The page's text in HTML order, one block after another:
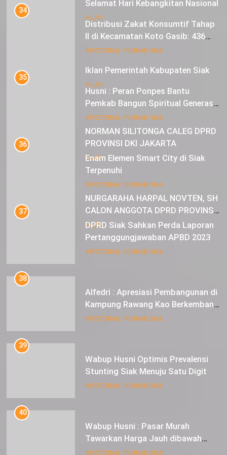
Selamat Hari Kebangkitan Nasional
IKLAN
Iklan Pemerintah Kabupaten Siak
IKLAN
NORMAN SILITONGA CALEG DPRD
PROVINSI DKI JAKARTA
IKLAN
NURGARAHA HARPAL NOVTEN, SH
CALON ANGGOTA DPRD PROVINSI
DKI JAKARTA
IKLAN
34
Distribusi Zakat Konsumtif Tahap
II di Kecamatan Koto Gasib: 436
Mustahik Terima Bantuan
INFOTORIAL PEMKAB SIAK
35
Husni : Peran Ponpes Bantu
Pemkab Bangun Spiritual Generasi
Muda
INFOTORIAL PEMKAB SIAK
36
Enam Elemen Smart City di Siak
Terpenuhi
INFOTORIAL PEMKAB SIAK
37
DPRD Siak Sahkan Perda Laporan
Pertanggungjawaban APBD 2023
INFOTORIAL PEMKAB SIAK
38
Alfedri : Apresiasi Pembangunan di
Kampung Rawang Kao Berkembang
Pesat
INFOTORIAL PEMKAB SIAK
39
Wabup Husni Optimis Prevalensi
Stunting Siak Menuju Satu Digit
INFOTORIAL PEMKAB SIAK
40
Wabup Husni : Pasar Murah
Tawarkan Harga Jauh dibawah
Pasar Tradisional
INFOTORIAL PEMKAB SIAK